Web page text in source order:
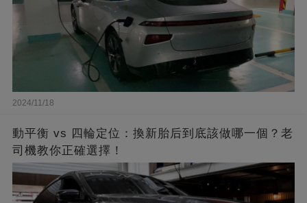
2024/11/18
動平衡 vs 四輪定位：換新胎后到底該做哪一個？老
司機教你正確選擇！